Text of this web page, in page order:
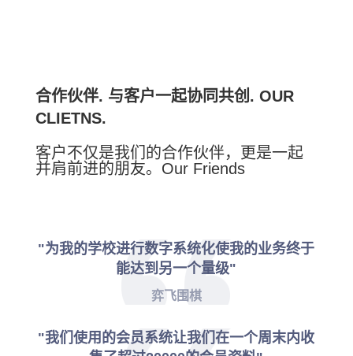
合作伙伴. 与客户一起协同共创. OUR
CLIETNS.
客户不仅是我们的合作伙伴，更是一起
并肩前进的朋友。Our Friends
"为我的学校进行数字系统化使我的业务终于
能达到另一个量级"
弈飞围棋
"我们使用的会员系统让我们在一个周末内收